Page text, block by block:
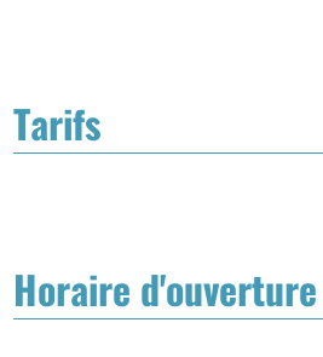
Tarifs
Horaire d'ouverture